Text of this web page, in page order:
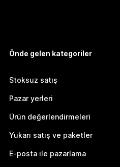
Önde gelen kategoriler
Stoksuz satış
Pazar yerleri
Ürün değerlendirmeleri
Yukarı satış ve paketler
E-posta ile pazarlama